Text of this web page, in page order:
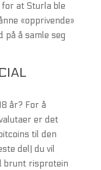
at Sturla ble
«opprivende»
på å samle seg
år? For å
er det
til den
del) du vil
brunt risprotein